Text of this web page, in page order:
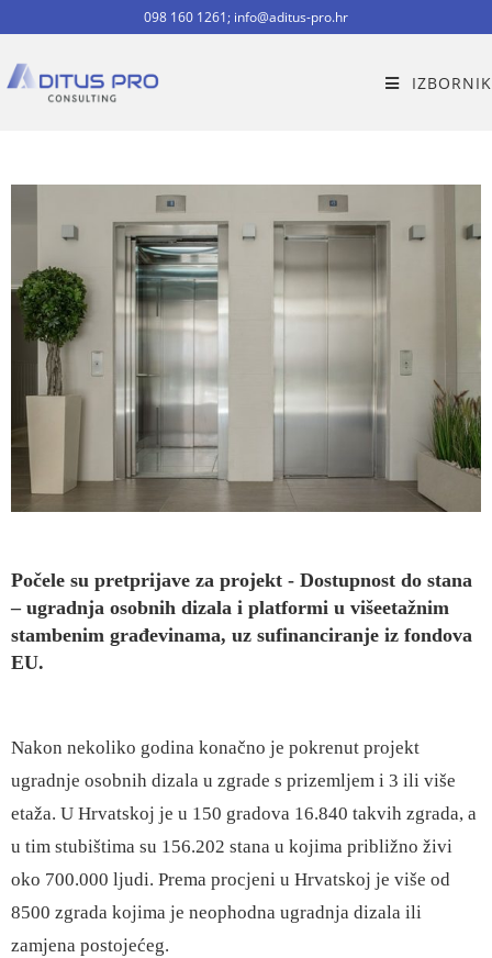
098 160 1261; info@aditus-pro.hr
IZBORNIK
UGRADNJA DIZALA FINANCIRANIH IZ
Počele su pretprijave za projekt - Dostupnost do stana
– ugradnja osobnih dizala i platformi u višeetažnim
stambenim građevinama, uz sufinanciranje iz fondova
EU.
Nakon nekoliko godina konačno je pokrenut projekt
ugradnje osobnih dizala u zgrade s prizemljem i 3 ili više
etaža. U Hrvatskoj je u 150 gradova 16.840 takvih zgrada, a
u tim stubištima su 156.202 stana u kojima približno živi
oko 700.000 ljudi. Prema procjeni u Hrvatskoj je više od
8500 zgrada kojima je neophodna ugradnja dizala ili
zamjena postojećeg.